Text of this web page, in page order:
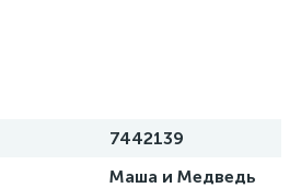
7442139
Маша и Медведь